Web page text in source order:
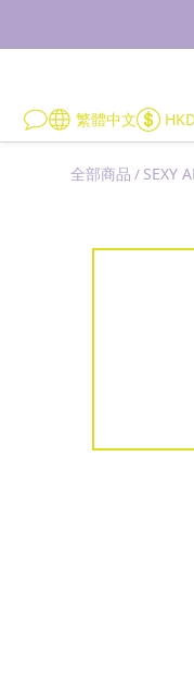
繁體中文
全部商品 / SEXY